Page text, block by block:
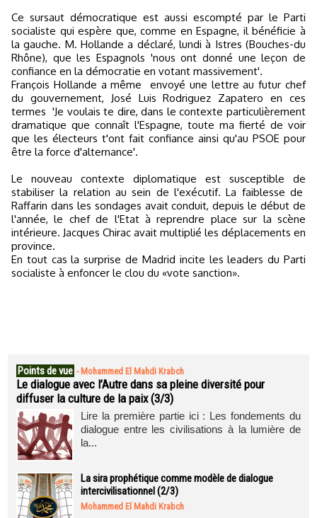
Ce sursaut démocratique est aussi escompté par le Parti
socialiste qui espère que, comme en Espagne, il bénéficie à
la gauche. M. Hollande a déclaré, lundi à Istres (Bouches-du
Rhône), que les Espagnols 'nous ont donné une leçon de
confiance en la démocratie en votant massivement'.
François Hollande a même
envoyé une lettre au futur chef
du gouvernement, José Luis Rodriguez Zapatero en ces
termes 'Je voulais te dire, dans le contexte particulièrement
dramatique que connaît l'Espagne, toute ma fierté de voir
que les électeurs t'ont fait confiance ainsi qu'au PSOE pour
être la force d'alternance'.
Le nouveau contexte diplomatique est susceptible de
stabiliser la relation au sein de l'exécutif. La faiblesse de
Raffarin dans les sondages avait conduit, depuis le début de
l'année, le chef de l'Etat à reprendre place sur la scène
intérieure. Jacques Chirac avait multiplié les déplacements en
province.
En tout cas la surprise de Madrid incite les leaders du Parti
socialiste à enfoncer le clou du «vote sanction».
Points de vue - Mohammed El Mahdi Krabch
Le dialogue avec l’Autre dans sa pleine diversité pour
diffuser la culture de la paix (3/3)
Lire la première partie ici : Les fondements du
dialogue entre les civilisations à la lumière de
la...
La sira prophétique comme modèle de dialogue
intercivilisationnel (2/3)
Mohammed El Mahdi Krabch